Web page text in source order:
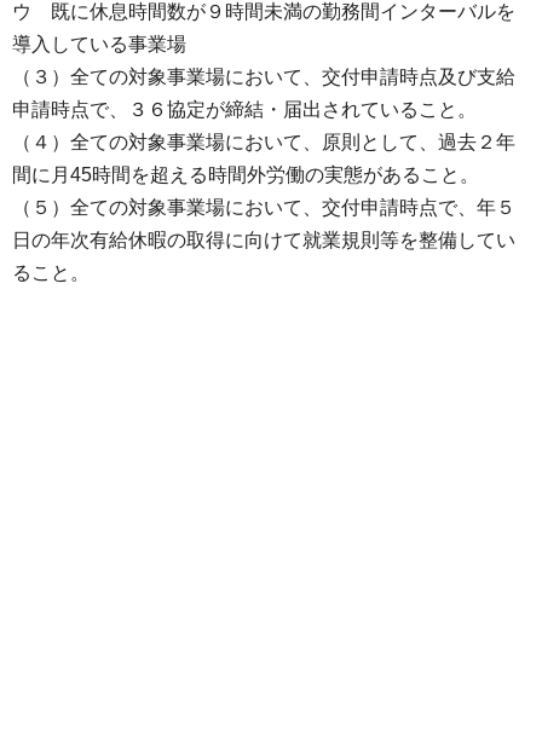
ウ 既に休息時間数が９時間未満の勤務間インターバルを
導入している事業場
（３）全ての対象事業場において、交付申請時点及び支給
申請時点で、３６協定が締結・届出されていること。
（４）全ての対象事業場において、原則として、過去２年
間に月45時間を超える時間外労働の実態があること。
（５）全ての対象事業場において、交付申請時点で、年５
日の年次有給休暇の取得に向けて就業規則等を整備してい
ること。